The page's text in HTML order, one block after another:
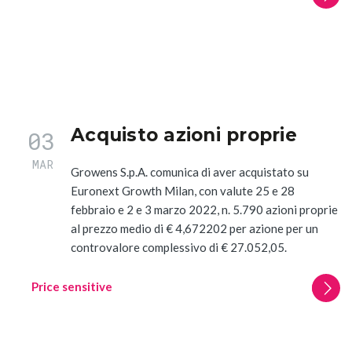
Price sensitive
03
MAR
Acquisto azioni proprie
Growens S.p.A. comunica di aver acquistato su
Euronext Growth Milan, con valute 25 e 28
febbraio e 2 e 3 marzo 2022, n. 5.790 azioni proprie
al prezzo medio di € 4,672202 per azione per un
controvalore complessivo di € 27.052,05.